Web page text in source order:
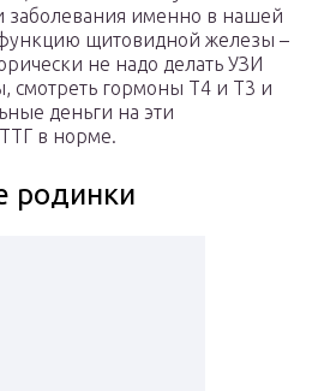
заболевания именно в нашей
функцию щитовидной железы –
не надо делать УЗИ
смотреть гормоны Т4 и Т3 и
деньги на эти
в норме.
родинки